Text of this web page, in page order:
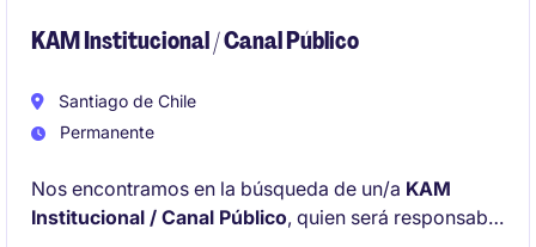
KAM Institucional / Canal Público
Santiago de Chile
Permanente
Nos encontramos en la búsqueda de un/a KAM
Institucional / Canal Público, quien será responsable